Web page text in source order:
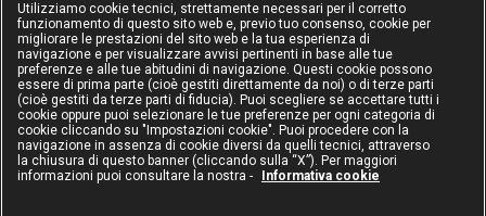
2024
Operatore
dell'anno
2024
Operatore
Scommesse
sportive
2024
Operatore di
gioco sicuro
2024
Diversity &
Inclusion
IL GIOCO È VIETATO AI MINORI
Utilizziamo cookie tecnici, strettamente necessari per il corretto
funzionamento di questo sito web e, previo tuo consenso, cookie per
migliorare le prestazioni del sito web e la tua esperienza di
navigazione e per visualizzare avvisi pertinenti in base alle tue
preferenze e alle tue abitudini di navigazione. Questi cookie possono
essere di prima parte (cioè gestiti direttamente da noi) o di terze parti
(cioè gestiti da terze parti di fiducia). Puoi scegliere se accettare tutti i
cookie oppure puoi selezionare le tue preferenze per ogni categoria di
cookie cliccando su "Impostazioni cookie". Puoi procedere con la
navigazione in assenza di cookie diversi da quelli tecnici, attraverso
la chiusura di questo banner (cliccando sulla “X”). Per maggiori
informazioni puoi consultare la nostra -
Informativa cookie